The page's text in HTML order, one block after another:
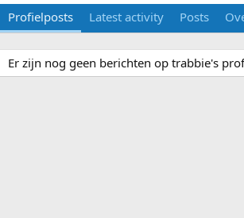
Profielposts Latest activity Posts
Er zijn nog geen berichten op trabbie's